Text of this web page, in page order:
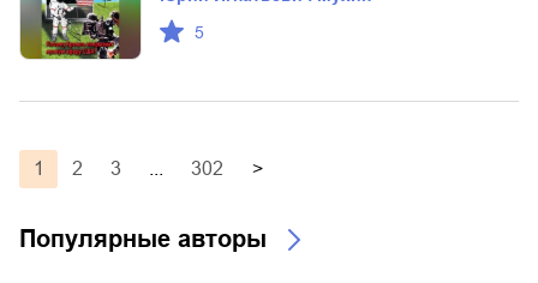
5
1 2 3 302 >
Популярные авторы